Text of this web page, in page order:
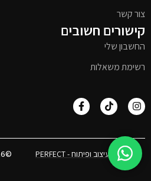
צור קשר
קישורים חשובים
החשבון שלי
רשימת משאלות
אפיון, עיצוב ופיתוח - PERFECT